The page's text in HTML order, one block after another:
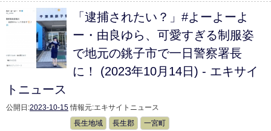
「逮捕されたい？」#よーよーよ
ー・由良ゆら、可愛すぎる制服姿
で地元の銚子市で一日警察署長
に！ (2023年10月14日) - エキサイ
トニュース
公開日:2023-10-15 情報元:エキサイトニュース
長生地域
長生郡 一宮町